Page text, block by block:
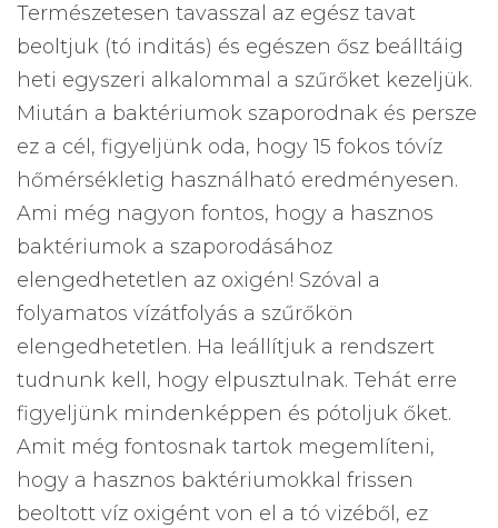
Természetesen tavasszal az egész tavat
beoltjuk (tó inditás) és egészen ősz beálltáig
heti egyszeri alkalommal a szűrőket kezeljük.
Miután a baktériumok szaporodnak és persze
ez a cél, figyeljünk oda, hogy 15 fokos tóvíz
hőmérsékletig használható eredményesen.
Ami még nagyon fontos, hogy a hasznos
baktériumok a szaporodásához
elengedhetetlen az oxigén! Szóval a
folyamatos vízátfolyás a szűrőkön
elengedhetetlen. Ha leállítjuk a rendszert
tudnunk kell, hogy elpusztulnak. Tehát erre
figyeljünk mindenképpen és pótoljuk őket.
Amit még fontosnak tartok megemlíteni,
hogy a hasznos baktériumokkal frissen
beoltott víz oxigént von el a tó vizéből, ez